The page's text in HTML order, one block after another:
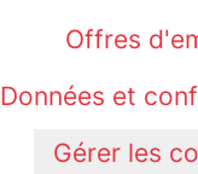
Offres
Données et
Gérer les